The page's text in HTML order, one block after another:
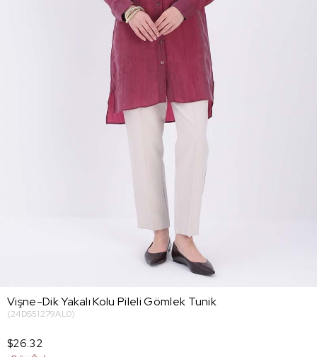
Vişne-Dik Yakalı Kolu Pileli Gömlek Tunik
(24DS51279AL0)
$26.32